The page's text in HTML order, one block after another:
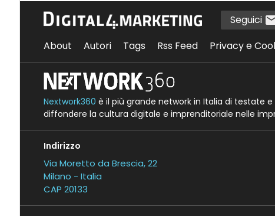
Seguici
About
Autori Tags Rss Feed Privacy e
Nextwork360 è il più grande network in Italia di testate
diffondere la cultura digitale e imprenditoriale nelle
Indirizzo
Via Moretto da Brescia, 22
Milano - Italia
CAP 20133